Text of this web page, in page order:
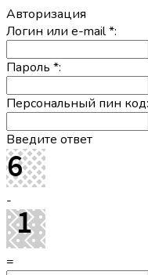
Авторизация
Логин или e-mail*:
Пароль *:
Персональный пин код:
Введите ответ
-
=